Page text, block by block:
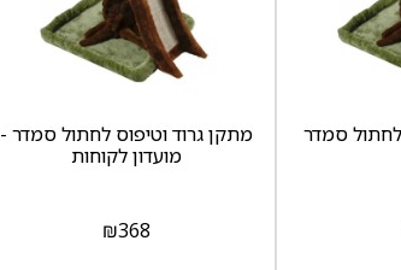
סמדר
מתקן גרוד וטיפוס לחתול סמדר -
מועדון לקוחות
₪368